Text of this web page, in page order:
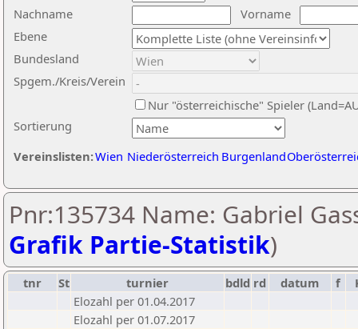
Nachname
Vorname
Ebene
Sortierung
Bundesland
Spgem./Kreis/Verein
Nur "österreichische" Spieler
Vereinslisten:Wien Niederösterreich Burgenland
Pnr:135734 Name: Gabriel
Grafik Partie-Statistik)
tnr St turnier bdld rd datum f
Elozahl per 01.04.2017
Elozahl per 01.07.2017